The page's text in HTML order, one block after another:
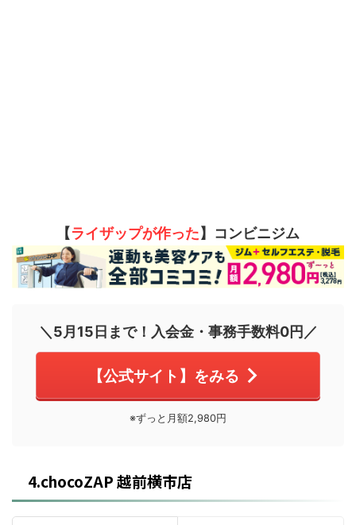
【ライザップが作った】コンビニジム
＼5月15日まで！入会金・事務手数料0円／
【公式サイト】をみる
※ずっと月額2,980円
4.chocoZAP 越前横市店